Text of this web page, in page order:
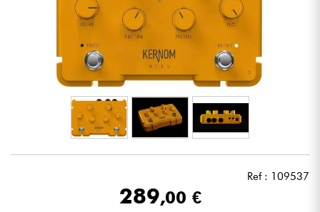
Home-studio
Hoofdtelefoon
Microfoon
Ref : 109537
289,00 €